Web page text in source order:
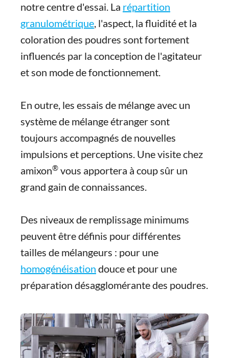
notre centre d'essai. La répartition
granulométrique, l'aspect, la fluidité et la
coloration des poudres sont fortement
influencés par la conception de l'agitateur
et son mode de fonctionnement.
En outre, les essais de mélange avec un
système de mélange étranger sont
toujours accompagnés de nouvelles
impulsions et perceptions. Une visite chez
amixon® vous apportera à coup sûr un
grand gain de connaissances.
Des niveaux de remplissage minimums
peuvent être définis pour différentes
tailles de mélangeurs : pour une
homogénéisation douce et pour une
préparation désagglomérante des poudres.